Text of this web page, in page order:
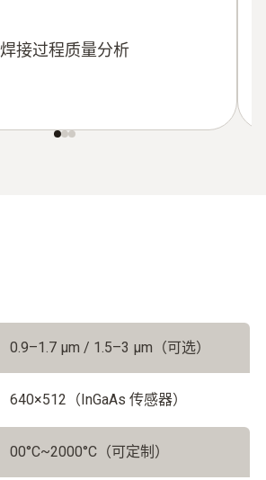
焊接过程质量分析
0.9–1.7 μm / 1.5–3 μm（可选）
640×512（InGaAs 传感器）
00°C~2000°C（可定制）